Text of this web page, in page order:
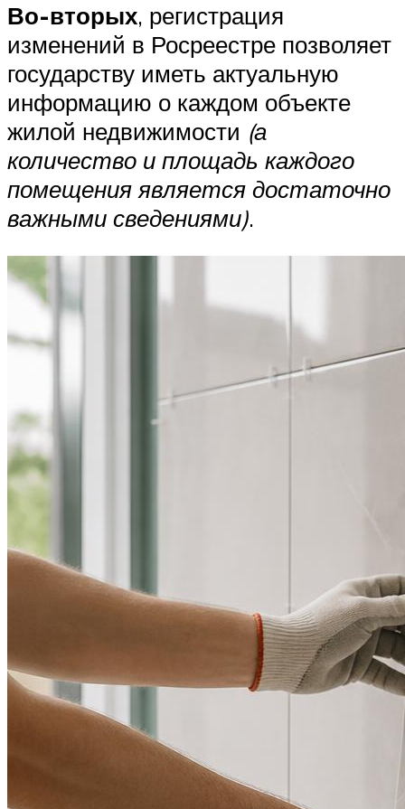
Во-вторых, регистрация
изменений в Росреестре позволяет
государству иметь актуальную
информацию о каждом объекте
жилой недвижимости (а
количество и площадь каждого
помещения является достаточно
важными сведениями).